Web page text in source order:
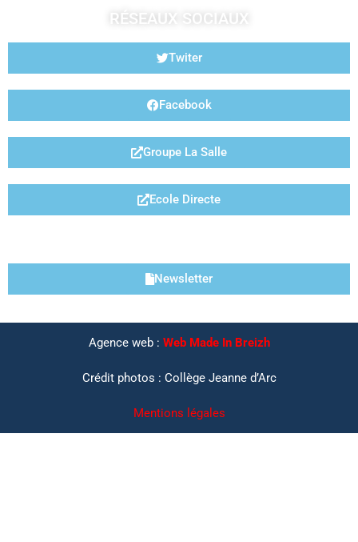
RÉSEAUX SOCIAUX
Twiter
Facebook
Groupe La Salle
Ecole Directe
Newsletter
Agence web : Web Made In Breizh
Crédit photos : Collège Jeanne d’Arc
Mentions légales